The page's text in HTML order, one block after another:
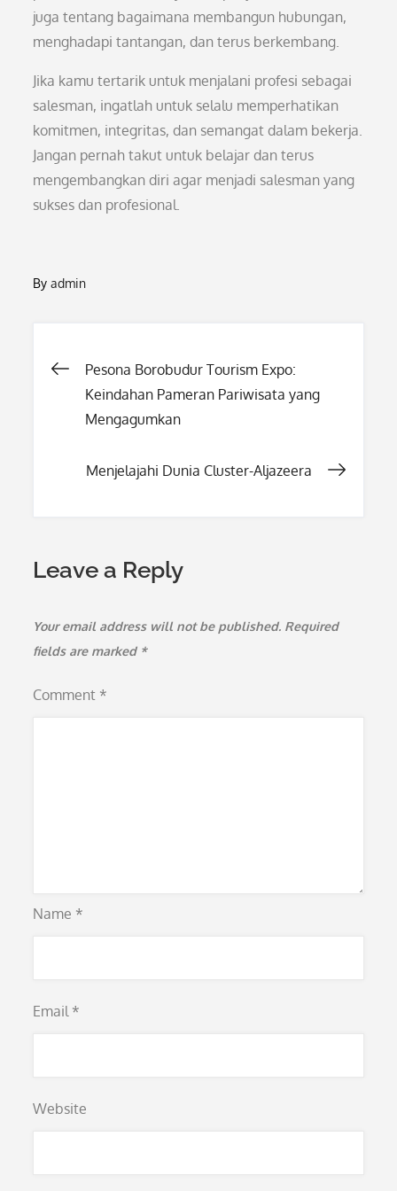
juga tentang bagaimana membangun hubungan,
menghadapi tantangan, dan terus berkembang.
Jika kamu tertarik untuk menjalani profesi sebagai
salesman, ingatlah untuk selalu memperhatikan
komitmen, integritas, dan semangat dalam bekerja.
Jangan pernah takut untuk belajar dan terus
mengembangkan diri agar menjadi salesman yang
sukses dan profesional.
Byadmin
Post
navigation
Pesona Borobudur Tourism Expo:
Keindahan Pameran Pariwisata yang
Mengagumkan
Menjelajahi Dunia Cluster-Aljazeera
Leave a Reply
Your email address will not be published. Required
fields are marked *
Comment *
Name *
Email *
Website